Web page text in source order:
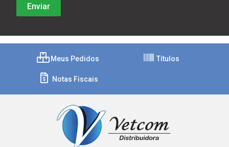
Meus Pedidos Títulos
Notas Fiscais